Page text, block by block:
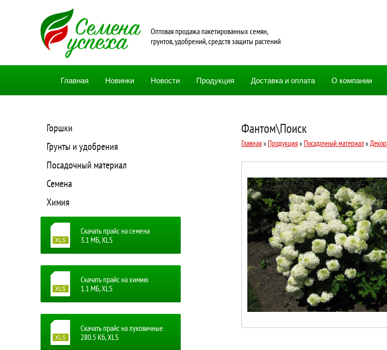
Oптовая продажа пакетированных семян,
грунтов, удобрений, средств защиты растений
Главная Новинки Новости Продукция Доставка и оплата О компании
Горшки
Грунты и удобрения
Посадочный материал
Семена
Химия
Скачать прайс на семена
3.1 MБ, XLS
Скачать прайс на химию
1.1 MБ, XLS
Скачать прайс на луковичные
280.5 Кб, XLS
Фантом\Поиск
Главная » Продукция » Посадочный материал»